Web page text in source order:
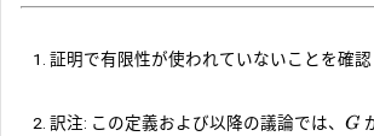
証明で有限性が使われていないことを確認
訳注: この定義および以降の議論では、 G